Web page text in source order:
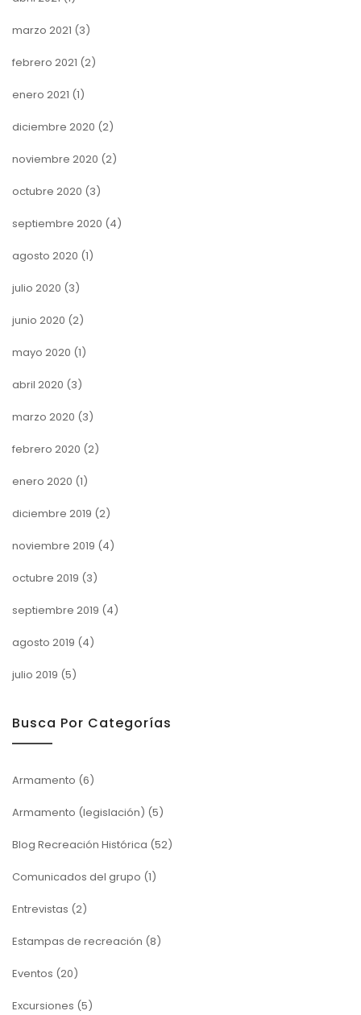
marzo 2021 (3)
febrero 2021 (2)
enero 2021 (1)
diciembre 2020 (2)
noviembre 2020 (2)
octubre 2020 (3)
septiembre 2020 (4)
agosto 2020 (1)
julio 2020 (3)
junio 2020 (2)
mayo 2020 (1)
abril 2020 (3)
marzo 2020 (3)
febrero 2020 (2)
enero 2020 (1)
diciembre 2019 (2)
noviembre 2019 (4)
octubre 2019 (3)
septiembre 2019 (4)
agosto 2019 (4)
julio 2019 (5)
Busca Por Categorías
Armamento (6)
Armamento (legislación) (5)
Blog Recreación Histórica (52)
Comunicados del grupo (1)
Entrevistas (2)
Estampas de recreación (8)
Eventos (20)
Excursiones (5)